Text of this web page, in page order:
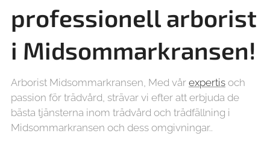
professionell arborist
i Midsommarkransen!
Arborist Midsommarkransen, Med vår expertis och
passion för trädvård, strävar vi efter att erbjuda de
bästa tjänsterna inom trädvård och trädfällning i
Midsommarkransen och dess omgivningar..